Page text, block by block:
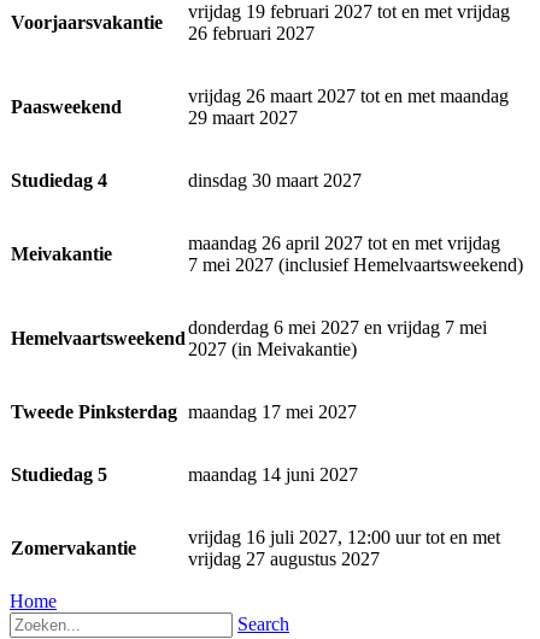
Voorjaarsvakantie
vrijdag 19 februari 2027 tot en met vrijdag
26 februari 2027
Paasweekend
vrijdag 26 maart 2027 tot en met maandag
29 maart 2027
Studiedag 4 dinsdag 30 maart 2027
Meivakantie
maandag 26 april 2027 tot en met vrijdag
7 mei 2027 (inclusief Hemelvaartsweekend)
Hemelvaartsweekend
donderdag 6 mei 2027 en vrijdag 7 mei
2027 (in Meivakantie)
Tweede Pinksterdag maandag 17 mei 2027
Studiedag 5 maandag 14 juni 2027
Zomervakantie
vrijdag 16 juli 2027, 12:00 uur tot en met
vrijdag 27 augustus 2027
Home
Search